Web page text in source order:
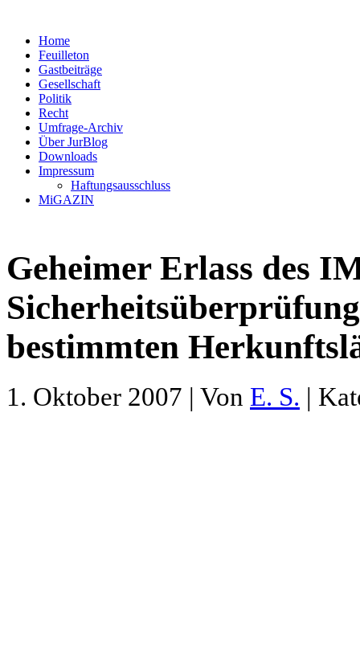
Home
Feuilleton
Gastbeiträge
Gesellschaft
Politik
Recht
Umfrage-Archiv
Über JurBlog
Downloads
Impressum
Haftungsausschluss
MiGAZIN
Geheimer Erlass des
bestimmten
1. Oktober 2007 | Von E. S. |